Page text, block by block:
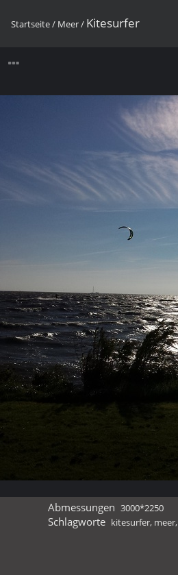
Startseite/ Meer/ Kitesurfer
Abmessungen 3000*2250
Schlagworte kitesurfer, meer,